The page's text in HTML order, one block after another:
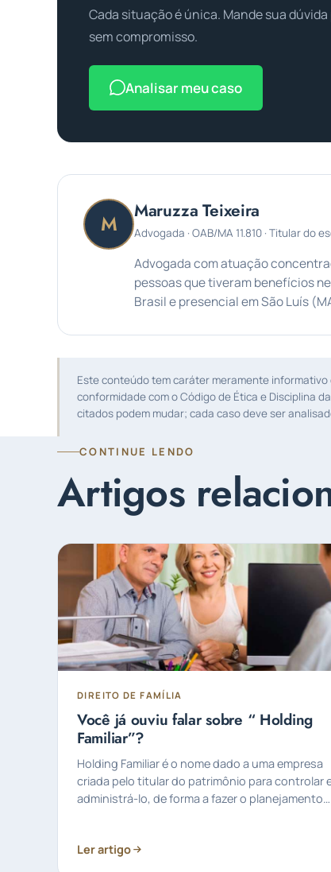
Cada situação é única. Mande sua
sem compromisso.
Analisar meu caso
M Maruzza Teixeira
Advogada · OAB/MA 11.810 · Titular do
Advogada com atuação
pessoas que tiveram benefícios
Brasil e presencial em São Luís
Este conteúdo tem caráter meramente
conformidade com o Código de Ética e Disciplina
citados podem mudar; cada caso deve ser
CONTINUE LENDO
Artigos
DIREITO DE FAMÍLIA
Você já ouviu falar sobre “ Holding
Familiar”?
Holding Familiar é o nome dado a uma empresa
criada pelo titular do patrimônio para controlar
administrá-lo, de forma a fazer o planejamento
Ler artigo